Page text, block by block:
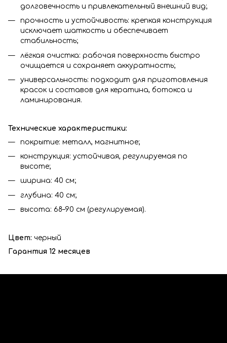
долговечность и привлекательный внешний вид;
прочность и устойчивость: крепкая конструкция
исключает шаткость и обеспечивает
стабильность;
лёгкая очистка: рабочая поверхность быстро
очищается и сохраняет аккуратность;
универсальность: подходит для приготовления
красок и составов для кератина, ботокса и
ламинирования.
Технические характеристики:
покрытие: металл, магнитное;
конструкция: устойчивая, регулируемая по
высоте;
ширина: 40 см;
глубина: 40 см;
высота: 68–90 см (регулируемая).
Цвет: черный
Гарантия 12 месяцев